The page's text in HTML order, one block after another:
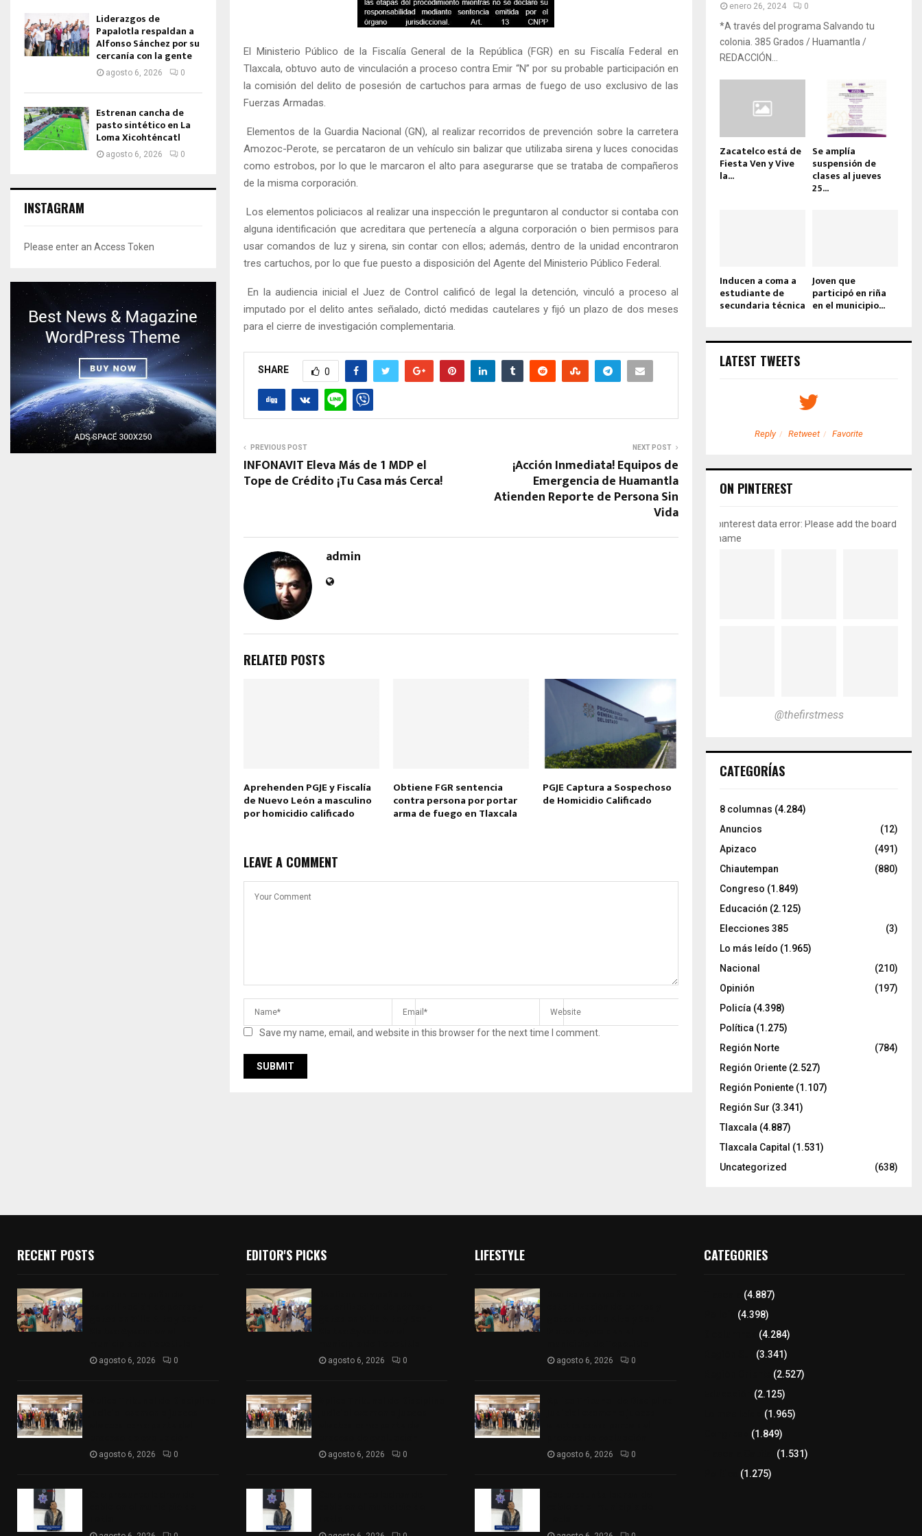
El Ministerio Público de la Fiscalía General de la República (FGR) en su Fiscalía Federal en
Tlaxcala, obtuvo auto de vinculación a proceso contra Emir “N” por su probable participación en
la comisión del delito de posesión de cartuchos para armas de fuego de uso exclusivo de las
Fuerzas Armadas.
Elementos de la Guardia Nacional (GN), al realizar recorridos de prevención sobre la carretera
Amozoc-Perote, se percataron de un vehículo sin balizar que utilizaba sirena y luces conocidas
como estrobos, por lo que le marcaron el alto para asegurarse que se trataba de compañeros
de la misma corporación.
Los elementos policiacos al realizar una inspección le preguntaron al conductor si contaba con
alguna identificación que acreditara que pertenecía a alguna corporación o bien permisos para
usar comandos de luz y sirena, sin contar con ellos; además, dentro de la unidad encontraron
tres cartuchos, por lo que fue puesto a disposición del Agente del Ministerio Público Federal.
En la audiencia inicial el Juez de Control calificó de legal la detención, vinculó a proceso al
imputado por el delito antes señalado, dictó medidas cautelares y fijó un plazo de dos meses
para el cierre de investigación complementaria.
SHARE 0
PREVIOUS POST
INFONAVIT Eleva Más de 1 MDP el
Tope de Crédito ¡Tu Casa más Cerca!
NEXT POST
¡Acción Inmediata! Equipos de
Emergencia de Huamantla
Atienden Reporte de Persona Sin
Vida
admin
RELATED POSTS
Aprehenden PGJE y Fiscalía
de Nuevo León a masculino
por homicidio calificado
Obtiene FGR sentencia
contra persona por portar
arma de fuego en Tlaxcala
PGJE Captura a Sospechoso
de Homicidio Calificado
LEAVE A COMMENT
Save my name, email, and website in this browser for the next time I comment.
Liderazgos de
Papalotla respaldan a
Alfonso Sánchez por su
cercanía con la gente
agosto 6, 2026 0
Estrenan cancha de
pasto sintético en La
Loma Xicohténcatl
agosto 6, 2026 0
INSTAGRAM
Please enter an Access Token
enero 26, 2024 0
*A través del programa Salvando tu
colonia. 385 Grados / Huamantla /
REDACCIÓN...
Zacatelco está de
Fiesta Ven y Vive
la...
Se amplía
suspensión de
clases al jueves
25...
Inducen a coma a
estudiante de
secundaria técnica
Joven que
participó en riña
en el municipio...
LATEST TWEETS
Reply Retweet Favorite
ON PINTEREST
pinterest data error: Please add the board
name
@thefirstmess
CATEGORÍAS
8 columnas (4.284)
Anuncios
(12)
Apizaco
(491)
Chiautempan
(880)
Congreso (1.849)
Educación (2.125)
Elecciones 385
(3)
Lo más leído (1.965)
Nacional
(210)
Opinión
(197)
Policía (4.398)
Política (1.275)
Región Norte
(784)
Región Oriente (2.527)
Región Poniente (1.107)
Región Sur (3.341)
Tlaxcala (4.887)
Tlaxcala Capital (1.531)
Uncategorized
(638)
RECENT POSTS
agosto 6, 2026 0
agosto 6, 2026 0
EDITOR'S PICKS
agosto 6, 2026 0
agosto 6, 2026 0
LIFESTYLE
agosto 6, 2026 0
agosto 6, 2026 0
CATEGORIES
(4.887)
(4.398)
(4.284)
(3.341)
(2.527)
(2.125)
(1.965)
(1.849)
(1.531)
(1.275)